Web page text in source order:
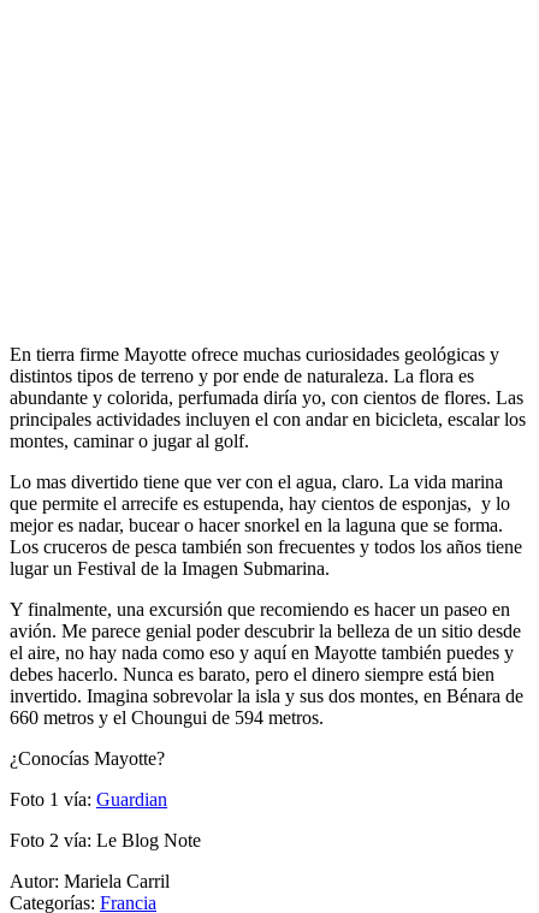
En tierra firme Mayotte ofrece muchas curiosidades geológicas y
distintos tipos de terreno y por ende de naturaleza. La flora es
abundante y colorida, perfumada diría yo, con cientos de flores. Las
principales actividades incluyen el con andar en bicicleta, escalar los
montes, caminar o jugar al golf.
Lo mas divertido tiene que ver con el agua, claro. La vida marina
que permite el arrecife es estupenda, hay cientos de esponjas, y lo
mejor es nadar, bucear o hacer snorkel en la laguna que se forma.
Los cruceros de pesca también son frecuentes y todos los años tiene
lugar un Festival de la Imagen Submarina.
Y finalmente, una excursión que recomiendo es hacer un paseo en
avión. Me parece genial poder descubrir la belleza de un sitio desde
el aire, no hay nada como eso y aquí en Mayotte también puedes y
debes hacerlo. Nunca es barato, pero el dinero siempre está bien
invertido. Imagina sobrevolar la isla y sus dos montes, en Bénara de
660 metros y el Choungui de 594 metros.
¿Conocías Mayotte?
Foto 1 vía: Guardian
Foto 2 vía: Le Blog Note
Autor: Mariela Carril
Categorías: Francia